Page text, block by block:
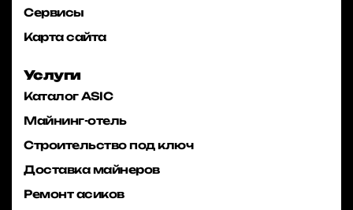
Сервисы
Карта сайта
Услуги
Каталог ASIC
Майнинг-отель
Строительство под ключ
Доставка майнеров
Ремонт асиков